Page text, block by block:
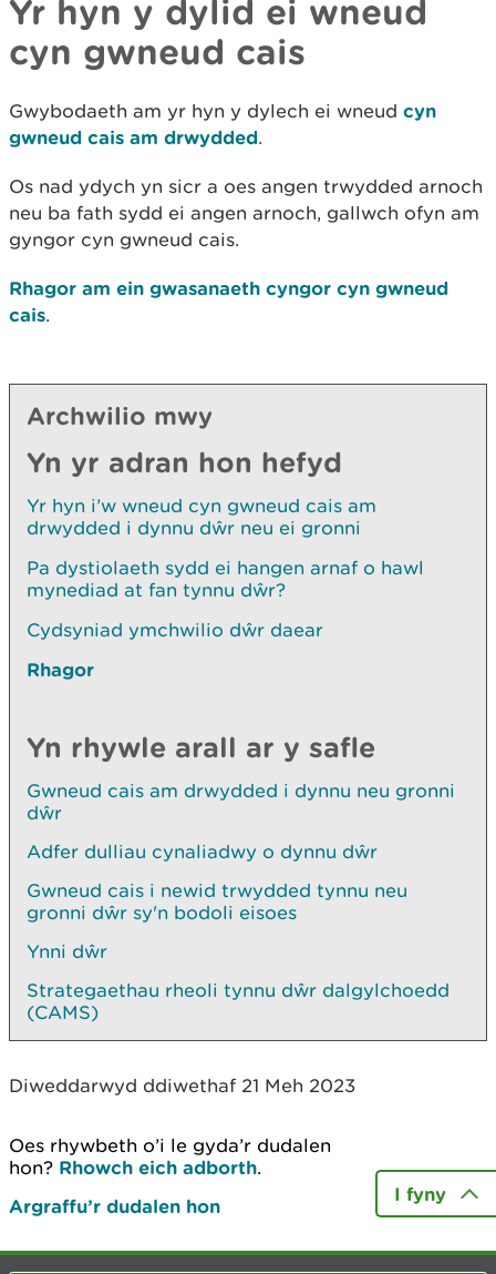
Yr hyn y dylid ei wneud
cyn gwneud cais
Gwybodaeth am yr hyn y dylech ei wneud cyn
gwneud cais am drwydded.
Os nad ydych yn sicr a oes angen trwydded arnoch
neu ba fath sydd ei angen arnoch, gallwch ofyn am
gyngor cyn gwneud cais.
Rhagor am ein gwasanaeth cyngor cyn gwneud
cais.
Archwilio mwy
Yn yr adran hon hefyd
Yr hyn i’w wneud cyn gwneud cais am
drwydded i dynnu dŵr neu ei gronni
Pa dystiolaeth sydd ei hangen arnaf o hawl
mynediad at fan tynnu dŵr?
Cydsyniad ymchwilio dŵr daear
Rhagor
Yn rhywle arall ar y safle
Gwneud cais am drwydded i dynnu neu gronni
dŵr
Adfer dulliau cynaliadwy o dynnu dŵr
Gwneud cais i newid trwydded tynnu neu
gronni dŵr sy'n bodoli eisoes
Ynni dŵr
Strategaethau rheoli tynnu dŵr dalgylchoedd
(CAMS)
Diweddarwyd ddiwethaf 21 Meh 2023
Oes rhywbeth o’i le gyda’r dudalen
hon? Rhowch eich adborth.
Argraffu’r dudalen hon
I fyny